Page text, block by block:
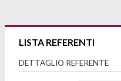
LISTA REFERENTI
DETTAGLIO REFERENTE